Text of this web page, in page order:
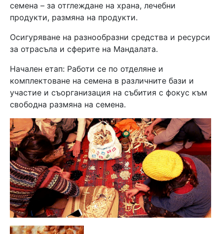
семена – за отглеждане на храна, лечебни
продукти, размяна на продукти.
Осигуряване на разнообразни средства и ресурси
за отрасъла и сферите на Мандалата.
Начален етап: Работи се по отделяне и
комплектоване на семена в различните бази и
участие и съорганизация на събития с фокус към
свободна размяна на семена.